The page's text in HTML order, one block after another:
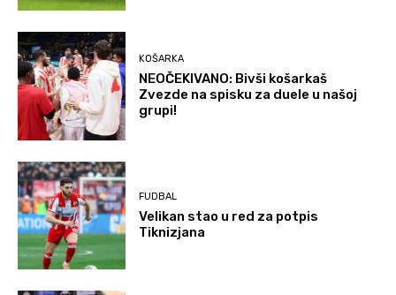
KOŠARKA
NEOČEKIVANO: Bivši košarkaš
Zvezde na spisku za duele u našoj
grupi!
FUDBAL
Velikan stao u red za potpis
Tiknizjana